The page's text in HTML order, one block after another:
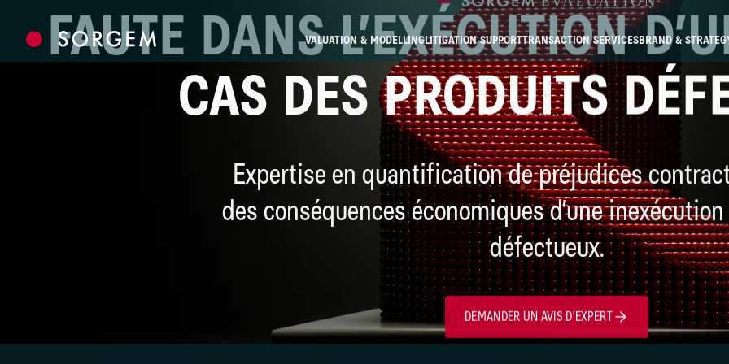
VALUATION & MODELLINGLITIGATION SUPPORTTRANSACTION SERVICESBRAND &
FAUTE DANS L’EXÉCUTION
CAS DES PRODUITS
Expertise en quantification de préjudices
des conséquences économiques d’une
défectueux.
DEMANDER UN AVIS D’EXPERT